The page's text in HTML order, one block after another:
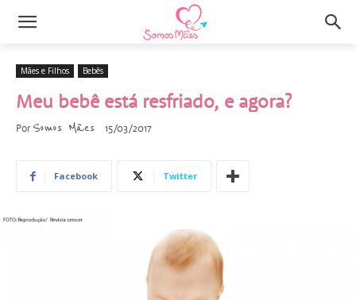
Mães e Filhos Bebês
Meu bebê está resfriado, e agora?
Por Somos Mães 15/03/2017
Facebook Twitter